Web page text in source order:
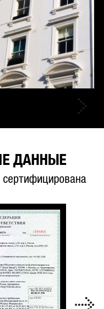
ДАННЫЕ
сертифицирована